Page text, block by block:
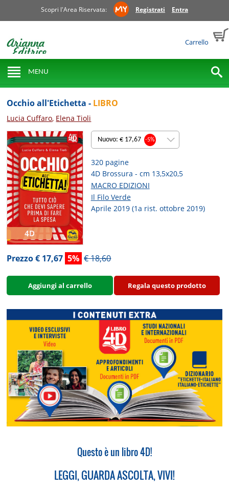
Scopri l'Area Riservata: Registrati Entra
Carrello
MENU
Occhio all'Etichetta - LIBRO
Lucia Cuffaro, Elena Tioli
4D
Nuovo: € 17,67-5%
320 pagine
4D Brossura - cm 13,5x20,5
MACRO EDIZIONI
Il Filo Verde
Aprile 2019 (1a rist. ottobre 2019)
Prezzo € 17,67 5% € 18,60
Aggiungi al carrello Regala questo prodotto
Questo è un libro 4D!
LEGGI, GUARDA ASCOLTA, VIVI!